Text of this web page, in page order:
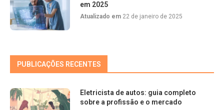
em 2025
Atualizado em 22 de janeiro de 2025
PUBLICAÇÕES RECENTES
Eletricista de autos: guia completo
sobre a profissão e o mercado